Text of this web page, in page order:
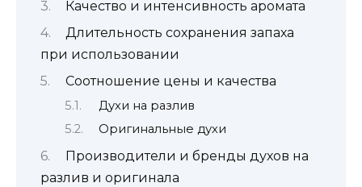
Качество и интенсивность аромата
Длительность сохранения запаха
при использовании
Соотношение цены и качества
Духи на разлив
Оригинальные духи
Производители и бренды духов на
разлив и оригинала